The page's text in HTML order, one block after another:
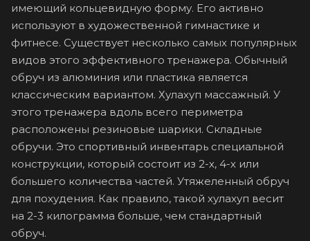
имеющий кольцевидную форму. Его активно
используют в художественной гимнастике и
фитнесе. Существует несколько самых популярных
видов этого эффективного тренажера. Обычный
обруч из алюминия или пластика является
классическим вариантом. Хулахуп массажный. У
этого тренажера вдоль всего периметра
расположены резиновые шарики. Складные
обручи. Это спортивный инвентарь специальной
конструкции, который состоит из 2-х, 4-х или
большего количества частей. Утяжеленный обруч
для похудения. Как правило, такой хулахуп весит
на 2-3 килограмма больше, чем стандартный
обруч.